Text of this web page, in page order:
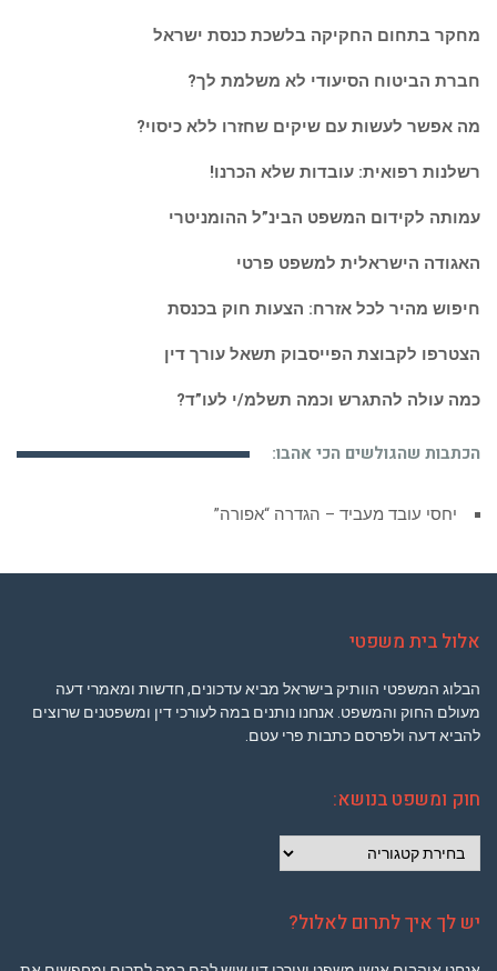
מחקר בתחום החקיקה בלשכת כנסת ישראל
חברת הביטוח הסיעודי לא משלמת לך?
מה אפשר לעשות עם שיקים שחזרו ללא כיסוי?
רשלנות רפואית: עובדות שלא הכרנו!
עמותה לקידום המשפט הבינ”ל ההומניטרי
האגודה הישראלית למשפט פרטי
חיפוש מהיר לכל אזרח: הצעות חוק בכנסת
הצטרפו לקבוצת הפייסבוק תשאל עורך דין
כמה עולה להתגרש וכמה תשלמ/י לעו”ד?
הכתבות שהגולשים הכי אהבו:
יחסי עובד מעביד – הגדרה “אפורה”
אלול בית משפטי
הבלוג המשפטי הוותיק בישראל מביא עדכונים, חדשות ומאמרי דעה
מעולם החוק והמשפט. אנחנו נותנים במה לעורכי דין ומשפטנים שרוצים
להביא דעה ולפרסם כתבות פרי עטם.
חוק ומשפט בנושא:
ומשפט
יש לך איך לתרום לאלול?